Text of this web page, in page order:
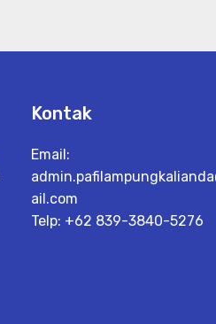
Kontak
Email:
ail.com
Telp: +62 839-3840-5276